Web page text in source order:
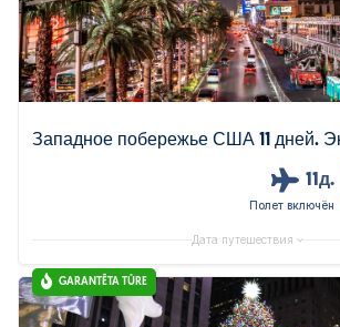
Западное побережье США 11 дней.
11д.
Полет включён
Дата путешествия
GARANTĒTA TŪRE